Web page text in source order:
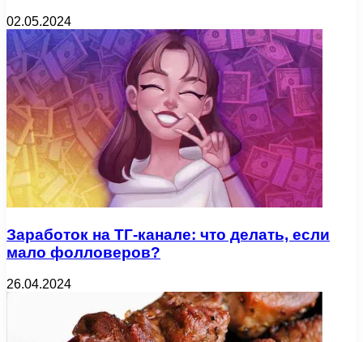
02.05.2024
Заработок на ТГ-канале: что делать, если
мало фолловеров?
26.04.2024